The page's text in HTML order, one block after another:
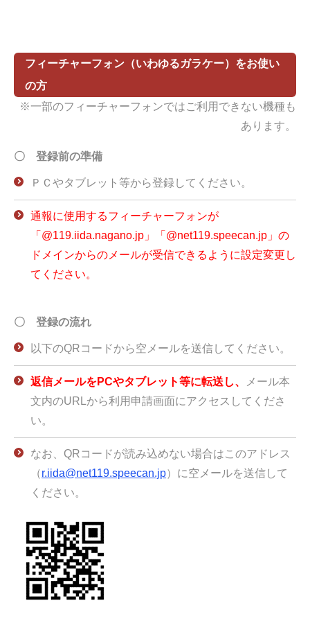
フィーチャーフォン（いわゆるガラケー）をお使い
の方
※一部のフィーチャーフォンではご利用できない機種も
あります。
〇 登録前の準備
ＰＣやタブレット等から登録してください。
通報に使用するフィーチャーフォンが
「@119.iida.nagano.jp」「@net119.speecan.jp」の
ドメインからのメールが受信できるように設定変更し
てください。
〇 登録の流れ
以下のQRコードから空メールを送信してください。
返信メールをPCやタブレット等に転送し、
メール本
文内のURLから利用申請画面にアクセスしてくださ
い。
なお、QRコードが読み込めない場合はこのアドレス
（r.iida@net119.speecan.jp）に空メールを送信して
ください。